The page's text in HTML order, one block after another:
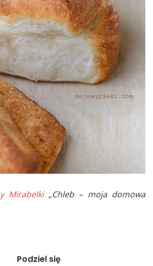
Mirabelki„Chleb – moja domowa
Podziel się